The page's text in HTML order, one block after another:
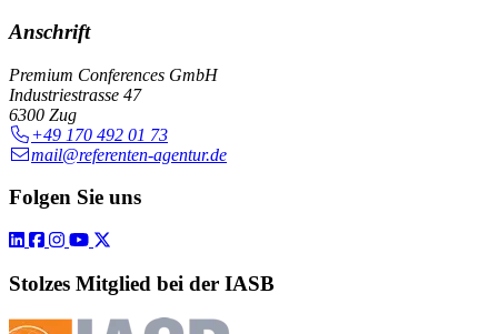
Anschrift
Premium Conferences GmbH
Industriestrasse 47
6300 Zug
+49 170 492 01 73
mail@referenten-agentur.de
Folgen Sie uns
Stolzes Mitglied bei der IASB